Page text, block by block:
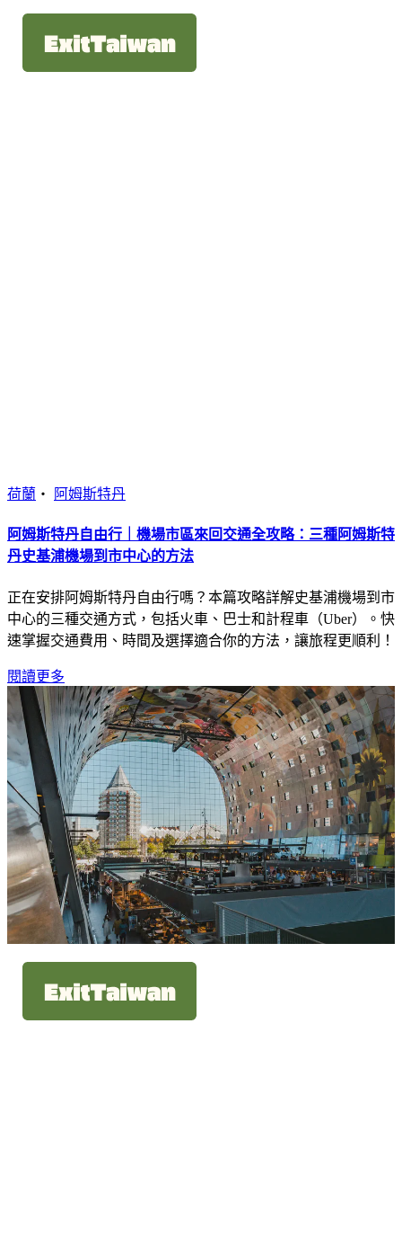
荷蘭 ・ 阿姆斯特丹
阿姆斯特丹自由行｜機場市區來回交通全攻略：三種阿姆斯特
丹史基浦機場到市中心的方法
正在安排阿姆斯特丹自由行嗎？本篇攻略詳解史基浦機場到市
中心的三種交通方式，包括火車、巴士和計程車（Uber）。快
速掌握交通費用、時間及選擇適合你的方法，讓旅程更順利！
閱讀更多